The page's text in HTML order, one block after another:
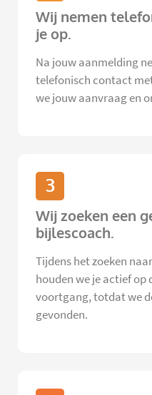
Wij nemen
je op.
Na jouw aanmelding
telefonisch contact
we jouw aanvraag en
3
Wij zoeken een
bijlescoach.
Tijdens het zoeken
houden we je actief op
voortgang, totdat we
gevonden.